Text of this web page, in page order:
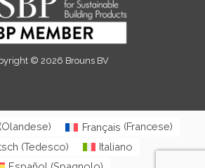
© 2026 Brouns BV
(Olandese) Français (Francese)
(Tedesco)
Italiano